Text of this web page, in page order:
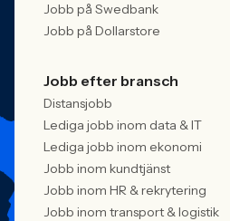
Jobb på Swedbank
Jobb på Dollarstore
Jobb efter bransch
Distansjobb
Lediga jobb inom data & IT
Lediga jobb inom ekonomi
Jobb inom kundtjänst
Jobb inom HR & rekrytering
Jobb inom transport & logistik